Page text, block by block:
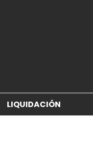
LIQUIDACIÓN